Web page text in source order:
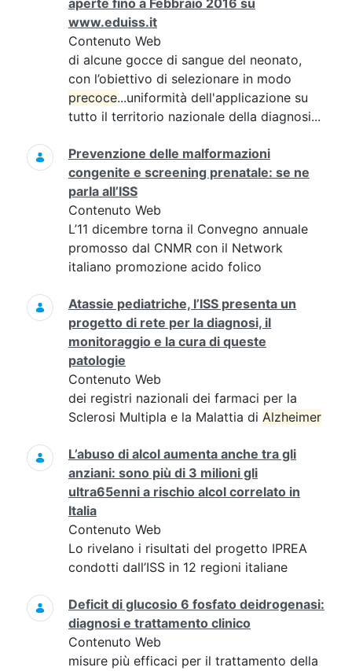
aperte fino a Febbraio 2016 su
www.eduiss.it
Contenuto Web
di alcune gocce di sangue del neonato,
con l’obiettivo di selezionare in modo
precoce...uniformità dell'applicazione su
tutto il territorio nazionale della diagnosi...
Prevenzione delle malformazioni
congenite e screening prenatale: se ne
parla all’ISS
Contenuto Web
L’11 dicembre torna il Convegno annuale
promosso dal CNMR con il Network
italiano promozione acido folico
Atassie pediatriche, l’ISS presenta un
progetto di rete per la diagnosi, il
monitoraggio e la cura di queste
patologie
Contenuto Web
dei registri nazionali dei farmaci per la
Sclerosi Multipla e la Malattia di Alzheimer
L’abuso di alcol aumenta anche tra gli
anziani: sono più di 3 milioni gli
ultra65enni a rischio alcol correlato in
Italia
Contenuto Web
Lo rivelano i risultati del progetto IPREA
condotti dall’ISS in 12 regioni italiane
Deficit di glucosio 6 fosfato deidrogenasi:
diagnosi e trattamento clinico
Contenuto Web
misure più efficaci per il trattamento della